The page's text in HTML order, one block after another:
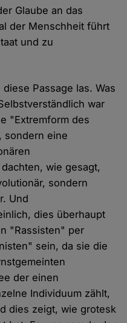
Glaube an das
der Menschheit führt
und zu
Passage las. Was
war
"Extremform des
sondern eine
wie gesagt,
sondern
Und
dies überhaupt
"Rassisten" per
sein, da sie die
der einen
Individuum zählt,
dies zeigt, wie grotesk